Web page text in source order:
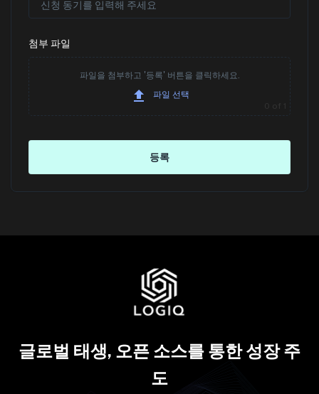
첨부 파일
파일을 첨부하고 '등록' 버튼을 클릭하세요.
파일 선택
글로벌 태생, 오픈 소스를 통한 성장 주
도